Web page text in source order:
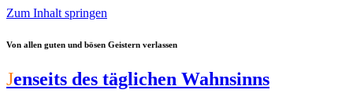
Zum Inhalt springen
Von allen guten und bösen Geistern verlassen
Jenseits des täglichen Wahnsinns